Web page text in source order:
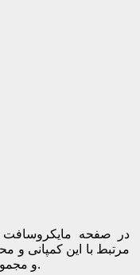
در صفحه مایکروسافت
مرتبط با این کمپانی و
و مجموعه نرم افزاری آفیس را منتشر می کنیم.